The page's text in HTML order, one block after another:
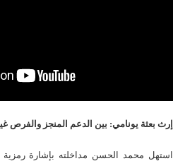
إرث بعثة يونامي: بين الدعم المنجز والفرص
استهل محمد الحسن مداخلته بإشارة رمزية